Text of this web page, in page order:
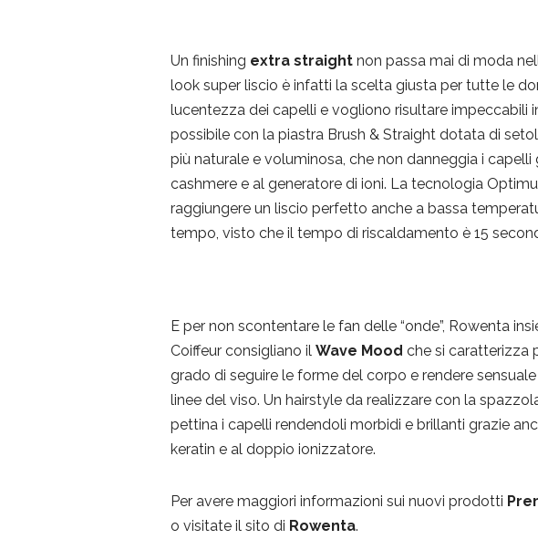
Un finishing extra straight non passa mai di moda
look super liscio è infatti la scelta giusta per tutte le
lucentezza dei capelli e vogliono risultare impeccabili
possibile con la piastra Brush & Straight dotata di
più naturale e voluminosa, che non danneggia i
cashmere e al generatore di ioni. La tecnologia
raggiungere un liscio perfetto anche a bassa
tempo, visto che il tempo di riscaldamento è 15
E per non scontentare le fan delle “onde”, Rowenta
Coiffeur consigliano il Wave Mood che si caratterizza
grado di seguire le forme del corpo e rendere
linee del viso. Un hairstyle da realizzare con la
pettina i capelli rendendoli morbidi e brillanti grazie
keratin e al doppio ionizzatore.
Per avere maggiori informazioni sui nuovi prodotti
o visitate il sito di Rowenta.